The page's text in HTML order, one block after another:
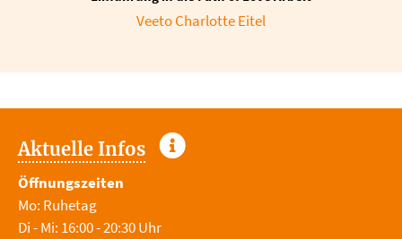
Veeto Charlotte Eitel
Aktuelle Infos
Öffnungszeiten
Mo: Ruhetag
Di - Mi: 16:00 - 20:30 Uhr